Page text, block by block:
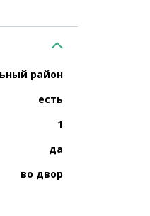
район
есть
1
да
во двор